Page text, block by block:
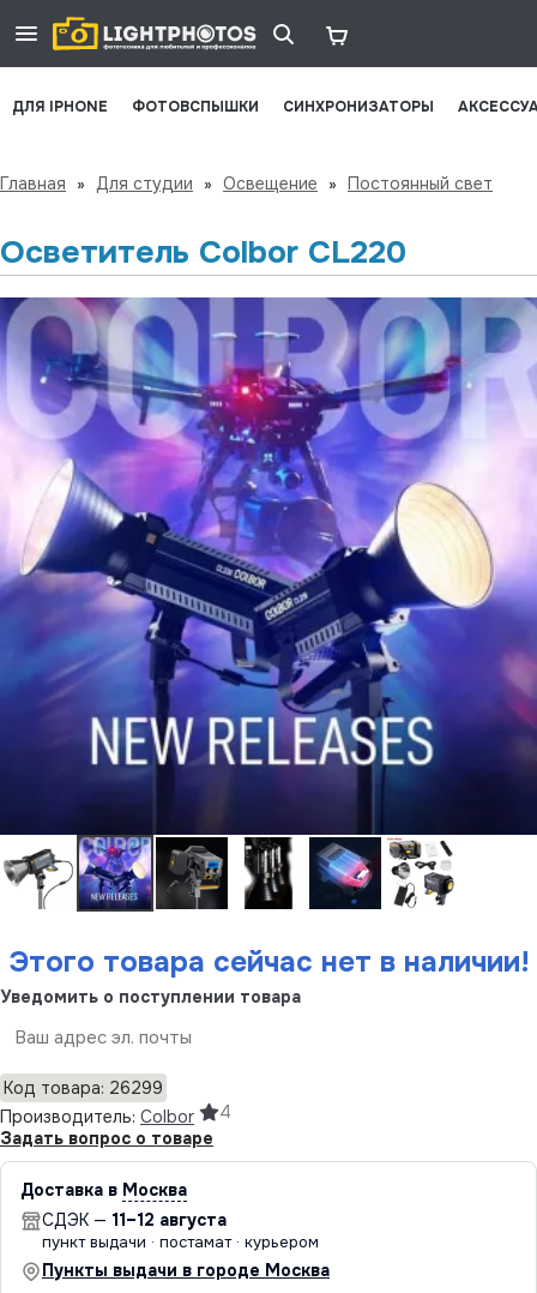
ДЛЯ IPHONE ФОТОВСПЫШКИ СИНХРОНИЗАТОРЫ
Главная » Для студии » Освещение » Постоянный свет
Осветитель Colbor CL220
Этого товара сейчас нет в наличии!
Уведомить о поступлении товара
Код товара: 26299
Производитель: Colbor
4
Задать вопрос о товаре
Доставка в Москва
СДЭК — 11–12 августа
пункт выдачи · постамат · курьером
Пункты выдачи в городе Москва